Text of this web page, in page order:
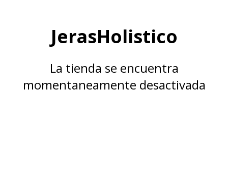
JerasHolistico
La tienda se encuentra
momentaneamente desactivada